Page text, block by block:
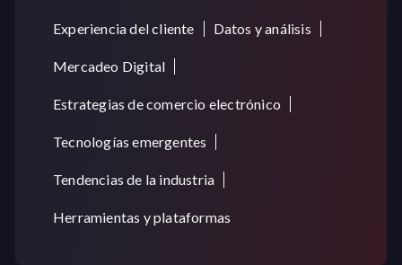
Experiencia del cliente Datos y análisis
Mercadeo Digital
Estrategias de comercio electrónico
Tecnologías emergentes
Tendencias de la industria
Herramientas y plataformas